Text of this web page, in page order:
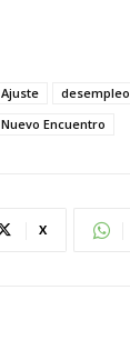
Ajuste desempleo
Nuevo Encuentro
X